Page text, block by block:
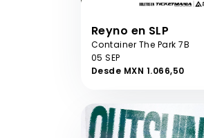
Reyno en SLP
Container The Park 7B
05 SEP
Desde MXN 1.066,50